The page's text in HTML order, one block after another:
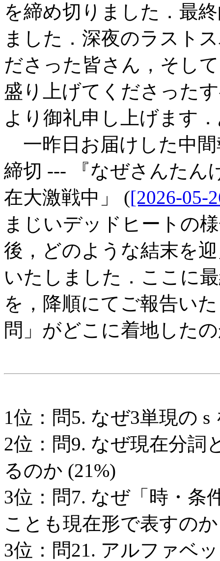
を締め切りました．最
ました．深夜のラスト
ださった皆さん，そし
盛り上げてくださった
より御礼申し上げます
一昨日お届けした中間
締切 --- 『なぜさんたん
在大激戦中」 ([2026-05-
まじいデッドヒートの
後，どのような結末を
いたしました．ここに
を，降順にてご報告い
問」がどこに着地した
1位：問5. なぜ3単現の
2位：問9. なぜ現在分詞
るのか (21%)
3位：問7. なぜ「時・条
ことも現在形で表すの
3位：問21. アルファベ